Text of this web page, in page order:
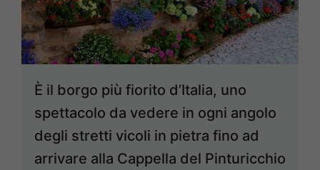
È il borgo più fiorito d’Italia, uno
spettacolo da vedere in ogni angolo
degli stretti vicoli in pietra fino ad
arrivare alla Cappella del Pinturicchio